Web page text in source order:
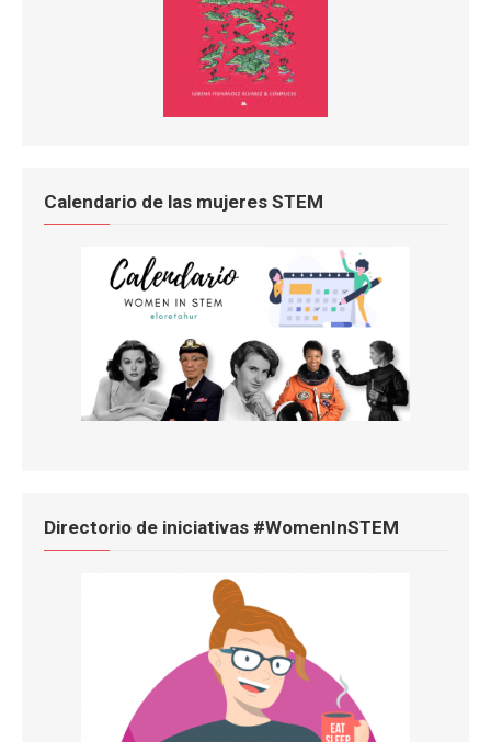
Calendario de las mujeres STEM
Directorio de iniciativas #WomenInSTEM